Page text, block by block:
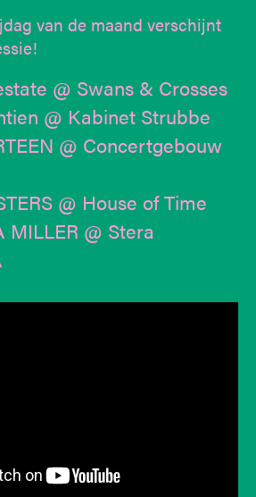
van de maand verschijnt
@ Swans & Crosses
@ Kabinet Strubbe
@ Concertgebouw
@ House of Time
MILLER @ Stera